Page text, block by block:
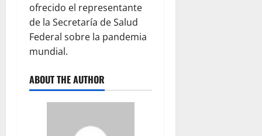
ofrecido el representante
de la Secretaría de Salud
Federal sobre la pandemia
mundial.
ABOUT THE AUTHOR